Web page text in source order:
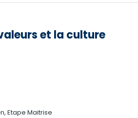
et la culture
Etape Maitrise